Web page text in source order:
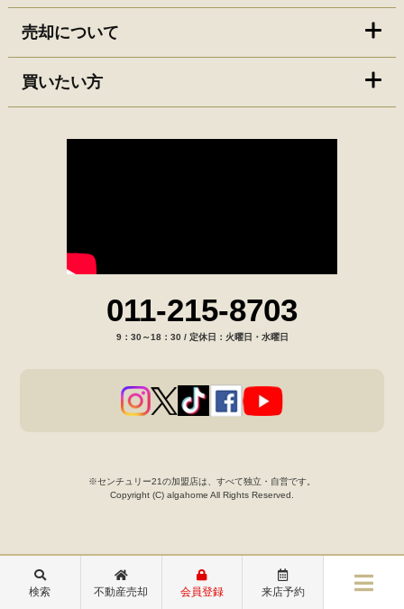
売却について
買いたい方
011-215-8703
9：30～18：30 / 定休日：火曜日・水曜日
※センチュリー21の加盟店は、すべて独立・自営です。
Copyright (C) algahome All Rights Reserved.
検索 不動産売却 会員登録 来店予約